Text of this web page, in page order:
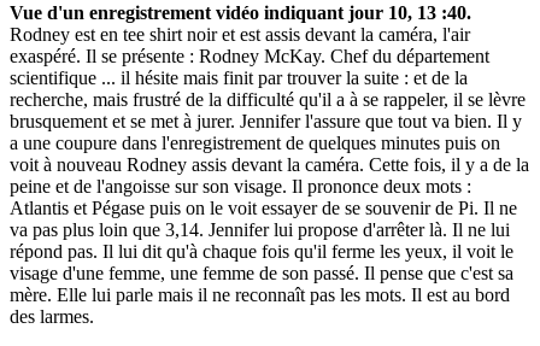
Vue d'un enregistrement vidéo indiquant jour 10, 13 :40.
Rodney est en tee shirt noir et est assis devant la caméra, l'air
exaspéré. Il se présente : Rodney McKay. Chef du département
scientifique ... il hésite mais finit par trouver la suite : et de la
recherche, mais frustré de la difficulté qu'il a à se rappeler, il se lèvre
brusquement et se met à jurer. Jennifer l'assure que tout va bien. Il y
a une coupure dans l'enregistrement de quelques minutes puis on
voit à nouveau Rodney assis devant la caméra. Cette fois, il y a de la
peine et de l'angoisse sur son visage. Il prononce deux mots :
Atlantis et Pégase puis on le voit essayer de se souvenir de Pi. Il ne
va pas plus loin que 3,14. Jennifer lui propose d'arrêter là. Il ne lui
répond pas. Il lui dit qu'à chaque fois qu'il ferme les yeux, il voit le
visage d'une femme, une femme de son passé. Il pense que c'est sa
mère. Elle lui parle mais il ne reconnaît pas les mots. Il est au bord
des larmes.